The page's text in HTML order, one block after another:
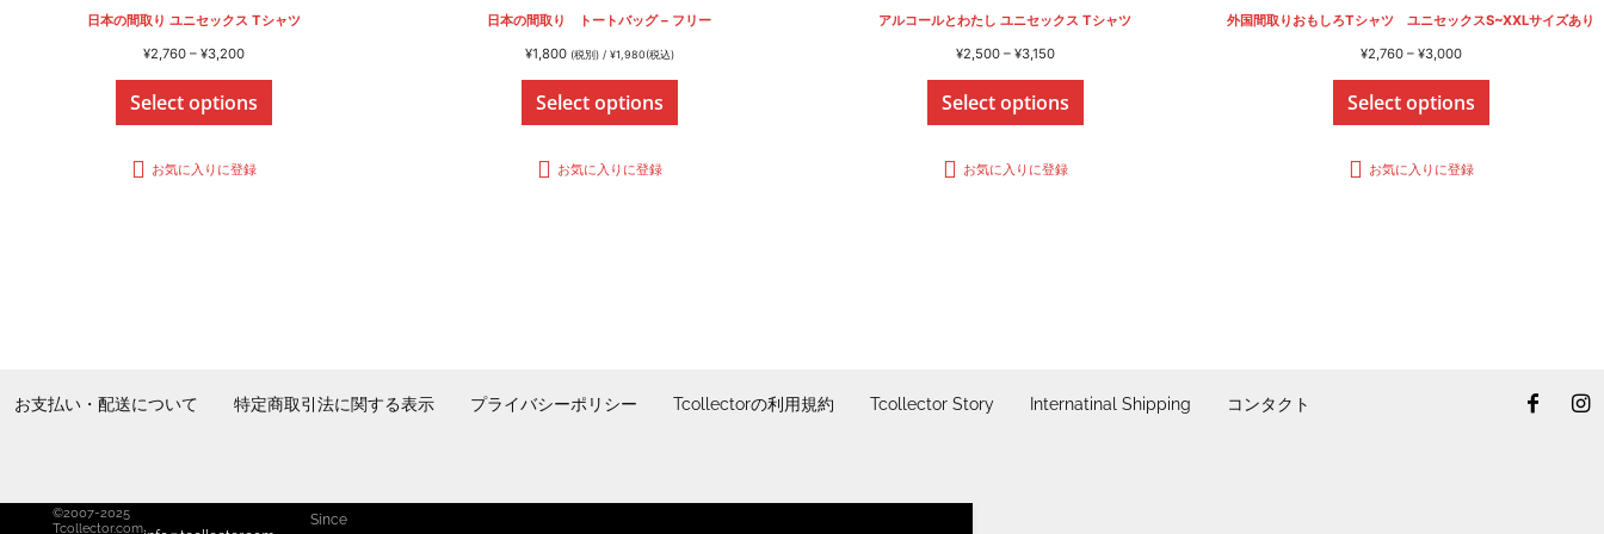
日本の間取り ユニセックス Tシャツ
¥2,760 – ¥3,200価
帯:
¥3,200
Select options
お気に入りに登録
日本の間取り トートバッグ – フリー
¥1,800 (税別) / ¥1,980(税込)
Select options
お気に入りに登録
アルコールとわたし ユニセックス Tシャツ
¥2,500 – ¥3,150価
帯:
¥3,150
Select options
お気に入りに登録
外国間取りおもしろTシャツ ユニセックスS~XXLサイズあり
¥2,760 – ¥3,000価
帯:
¥3,000
Select options
お気に入りに登録
お支払い・配送について 特定商取引法に関する表示 プライバシーポリシー Tcollectorの利用規約 Tcollector Story Internatinal Shipping コンタクト
©2007-2025
Tcollector.com
Since